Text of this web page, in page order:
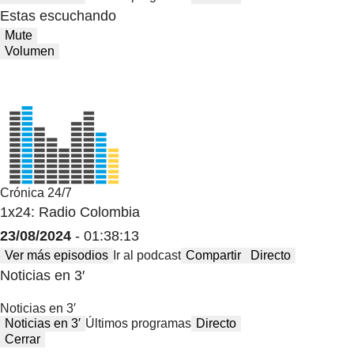
Estas escuchando
Mute
Volumen
Crónica 24/7
1x24: Radio Colombia
23/08/2024 - 01:38:13
Ver más episodios Ir al podcast Compartir Directo
Noticias en 3′
Noticias en 3′
Noticias en 3′ Últimos programas Directo
Cerrar